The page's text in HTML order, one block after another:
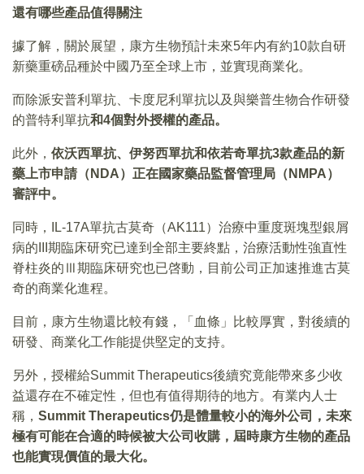
還有哪些產品值得關注
據了解，關於展望，康方生物預計未來5年内有約10款自研
新藥重磅品種於中國乃至全球上市，並實現商業化。
而除派安普利單抗、卡度尼利單抗以及與樂普生物合作研發
的普特利單抗和4個對外授權的產品。
此外， 依沃西單抗、伊努西單抗和依若奇單抗3款產品的新
藥上市申請（NDA）正在國家藥品監督管理局（NMPA）
審評中。
同時，IL-17A單抗古莫奇（AK111）治療中重度斑塊型銀屑
病的III期臨床研究已達到全部主要終點，治療活動性強直性
脊柱炎的Ⅲ期臨床研究也已啓動，目前公司正加速推進古莫
奇的商業化進程。
目前，康方生物還比較有錢，「血條」比較厚實，對後續的
研發、商業化工作能提供堅定的支持。
另外，授權給Summit Therapeutics後續究竟能帶來多少收
益還存在不確定性，但也有值得期待的地方。有業内人士
稱， Summit Therapeutics仍是體量較小的海外公司，未來
極有可能在合適的時候被大公司收購，屆時康方生物的產品
也能實現價值的最大化。